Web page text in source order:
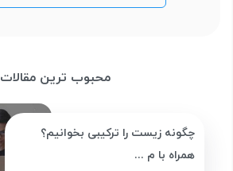
محبوب ترین مقالات
چگونه زیست را ترکیبی بخوانیم؟
همراه با م ...